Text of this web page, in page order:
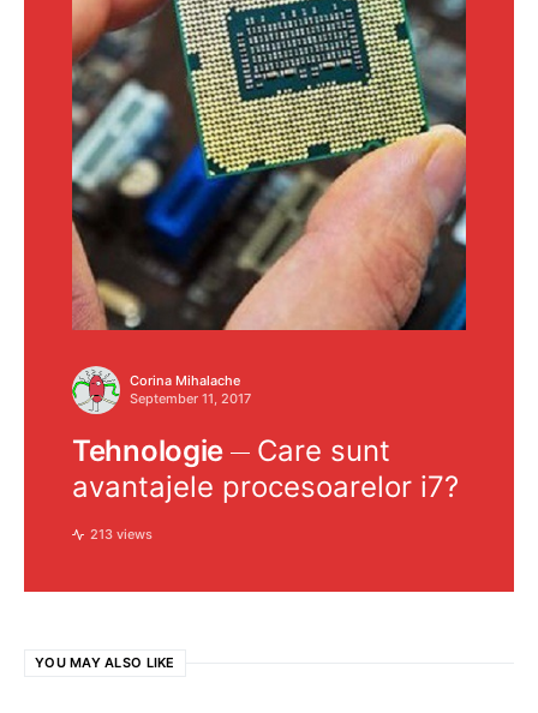
Corina Mihalache
September 11, 2017
Tehnologie
Care sunt
avantajele procesoarelor i7?
213 views
YOU MAY ALSO LIKE